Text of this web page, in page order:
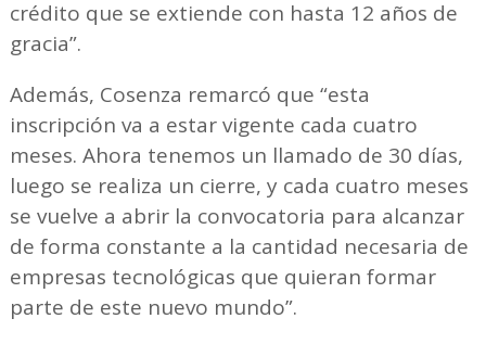
crédito que se extiende con hasta 12 años de
gracia”.
Además, Cosenza remarcó que “esta
inscripción va a estar vigente cada cuatro
meses. Ahora tenemos un llamado de 30 días,
luego se realiza un cierre, y cada cuatro meses
se vuelve a abrir la convocatoria para alcanzar
de forma constante a la cantidad necesaria de
empresas tecnológicas que quieran formar
parte de este nuevo mundo”.